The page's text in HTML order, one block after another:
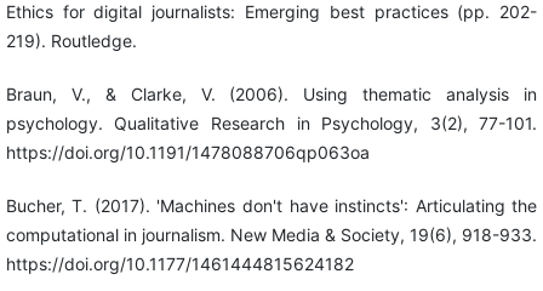
Ethics for digital journalists: Emerging best practices (pp. 202-
219). Routledge.
Braun, V., & Clarke, V. (2006). Using thematic analysis in
psychology. Qualitative Research in Psychology, 3(2), 77-101.
https://doi.org/10.1191/1478088706qp063oa
Bucher, T. (2017). 'Machines don't have instincts': Articulating the
computational in journalism. New Media & Society, 19(6), 918-933.
https://doi.org/10.1177/1461444815624182